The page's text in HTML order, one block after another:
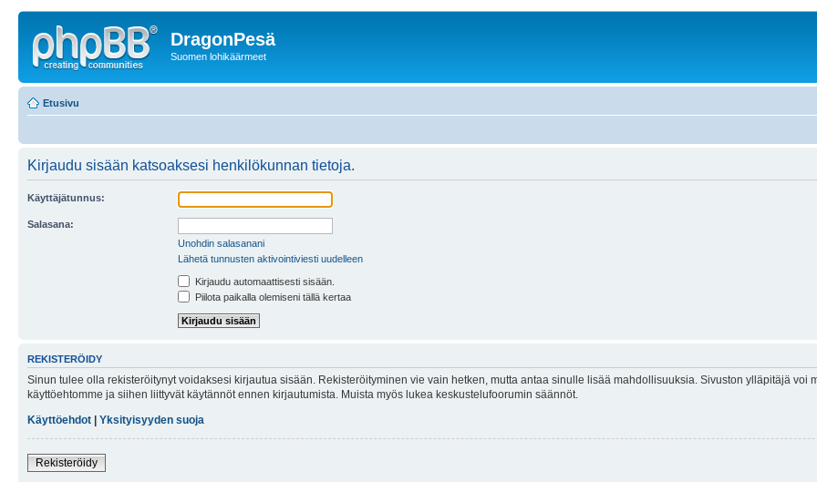
DragonPesä
Suomen lohikäärmeet
Etusivu
Kirjaudu sisään katsoaksesi henkilökunnan tietoja.
Käyttäjätunnus:
Salasana:
Unohdin salasanani
Lähetä tunnusten aktivointiviesti uudelleen
Kirjaudu automaattisesti sisään.
Piilota paikalla olemiseni tällä kertaa
REKISTERÖIDY
Sinun tulee olla rekisteröitynyt voidaksesi kirjautua sisään. Rekisteröityminen vie vain hetken, mutta antaa sinulle lisää mahdollisuuksia. Sivuston ylläpitäjä
käyttöehtomme ja siihen liittyvät käytännöt ennen kirjautumista. Muista myös lukea keskustelufoorumin säännöt.
Käyttöehdot
Yksityisyyden suoja
Rekisteröidy